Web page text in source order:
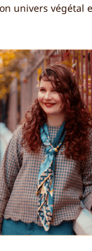
univers végétal